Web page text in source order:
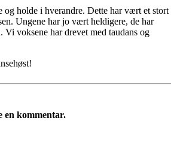
og holde i hverandre. Dette har vært et stort
Ungene har jo vært heldigere, de har
Vi voksene har drevet med taudans og
en kommentar.